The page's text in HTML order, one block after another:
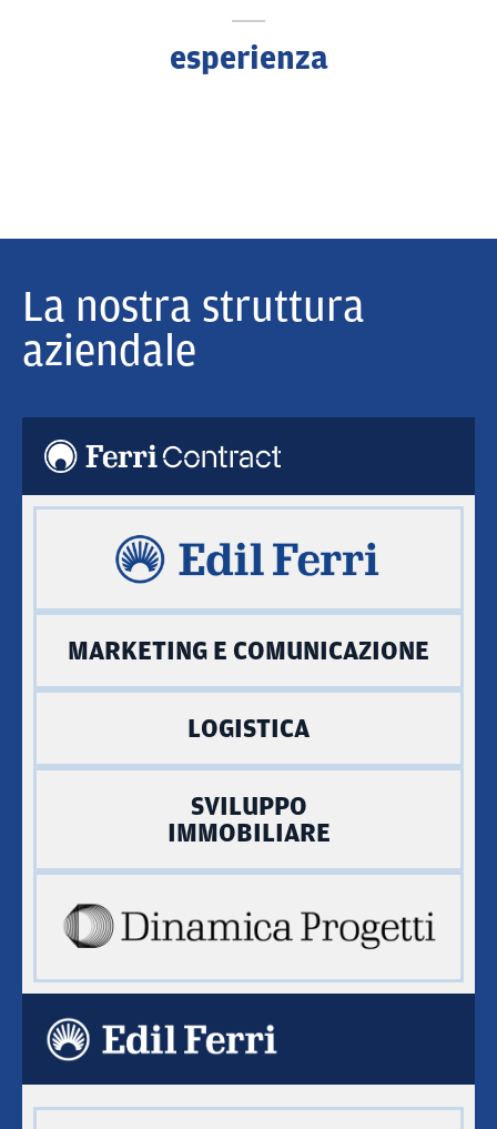
esperienza
La nostra struttura
aziendale
MARKETING E COMUNICAZIONE
LOGISTICA
SVILUPPO
IMMOBILIARE